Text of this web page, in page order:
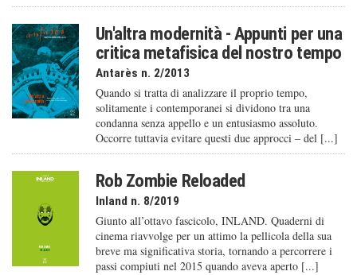
Un'altra modernità - Appunti per una
critica metafisica del nostro tempo
Antarès n. 2/2013
Quando si tratta di analizzare il proprio tempo,
solitamente i contemporanei si dividono tra una
condanna senza appello e un entusiasmo assoluto.
Occorre tuttavia evitare questi due approcci – del [...]
Rob Zombie Reloaded
Inland n. 8/2019
Giunto all’ottavo fascicolo, INLAND. Quaderni di
cinema riavvolge per un attimo la pellicola della sua
breve ma significativa storia, tornando a percorrere i
passi compiuti nel 2015 quando aveva aperto [...]